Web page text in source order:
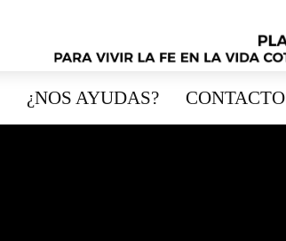
¿NOS AYUDAS? CONTACTO